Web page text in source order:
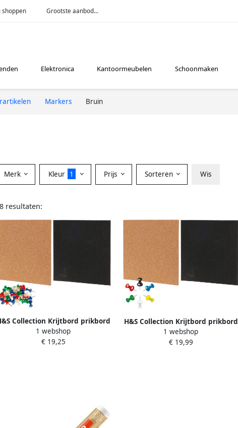
shoppen Grootste aanbod...
Elektronica Kantoormeubelen Schoonmaken
Markers Bruin
Merk Kleur 1 Prijs Sorteren Wis
resultaten:
Collection Krijtbord prikbord
set met punaises krijtmarker 22
x 22 cm kurk Prikborden
1 webshop
€ 19,25
H&S Collection Krijtbord prikbord
set met punaises krijtmarker 22
x 22 cm kurk Prikborden
1 webshop
€ 19,99